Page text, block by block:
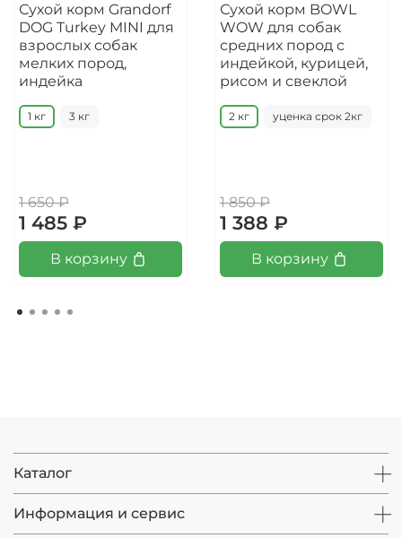
Сухой корм Grandorf
DOG Turkey MINI для
взрослых собак
мелких пород,
индейка
1 кг 3 кг
1 650 ₽
1 485 ₽
В корзину
Сухой корм BOWL
WOW для собак
средних пород с
индейкой, курицей,
рисом и свеклой
2 кг уценка срок 2кг
1 850 ₽
1 388 ₽
В корзину
Каталог
Информация и сервис